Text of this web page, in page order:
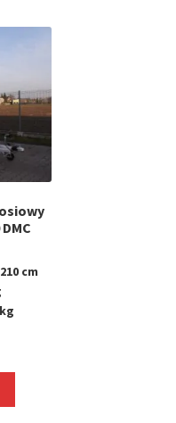
cm